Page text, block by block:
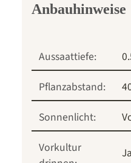
Anbauhinweise
Aussaattiefe:
Pflanzabstand:
Sonnenlicht:
Vorkultur